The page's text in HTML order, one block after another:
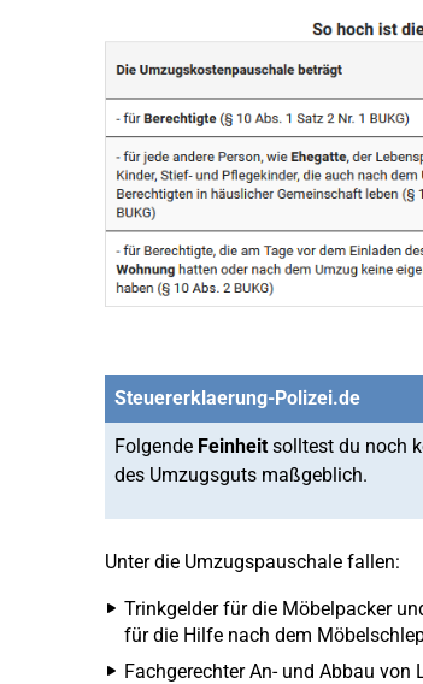
Steuererklaerung-Polizei.de
Folgende Feinheitsolltest du noch
des Umzugsguts maßgeblich.
Unter die Umzugspauschale fallen:
Trinkgelder für die Möbelpacker
für die Hilfe nach dem
Fachgerechter An- und Abbau von